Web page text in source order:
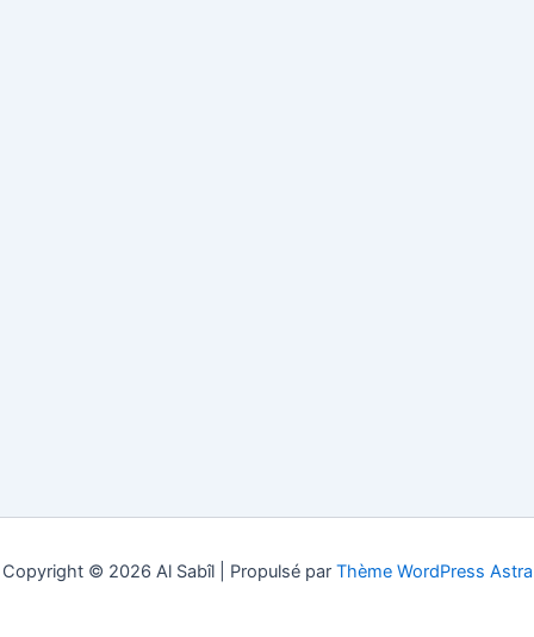
Copyright © 2026 Al Sabîl | Propulsé par Thème WordPress Astra